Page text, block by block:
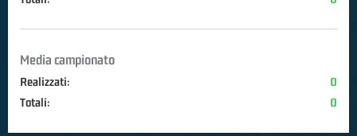
Media campionato
Realizzati:
0
Totali:
0